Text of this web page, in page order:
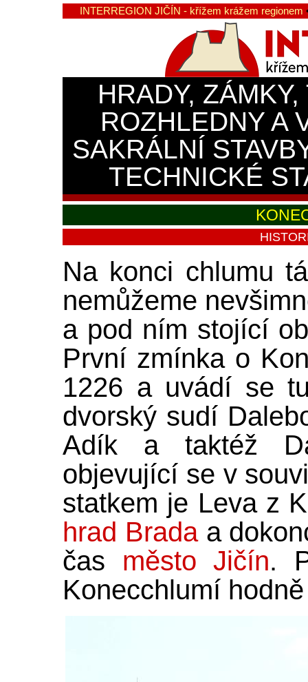
INTERREGION JIČÍN - křížem krážem regionem
HRADY,
ROZHLEDNY A
SAKRÁLNÍ
TECHNICKÉ
Na konci chlumu
nemůžeme
a pod ním stojící
První zmínka o
1226 a uvádí se
dvorský sudí
Adík a taktéž
objevující se v
statkem je Leva z
hrad Bradaa
čas město Jičín.
Konecchlumí